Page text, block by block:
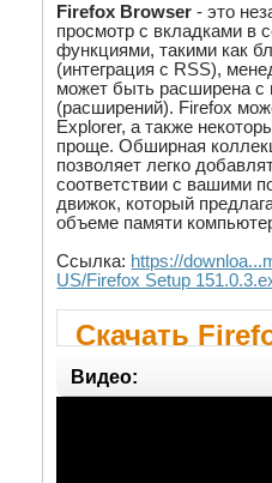
Firefox Browser - это
просмотр с вкладками в
функциями, такими как
(интеграция с RSS),
может быть расширена с
(расширений). Firefox
Explorer, а также
проще. Обширная
позволяет легко
соответствии с вашими
движок, который
объеме памяти
Ссылка: https://
US/Firefox Setup
Скачать
Видео: